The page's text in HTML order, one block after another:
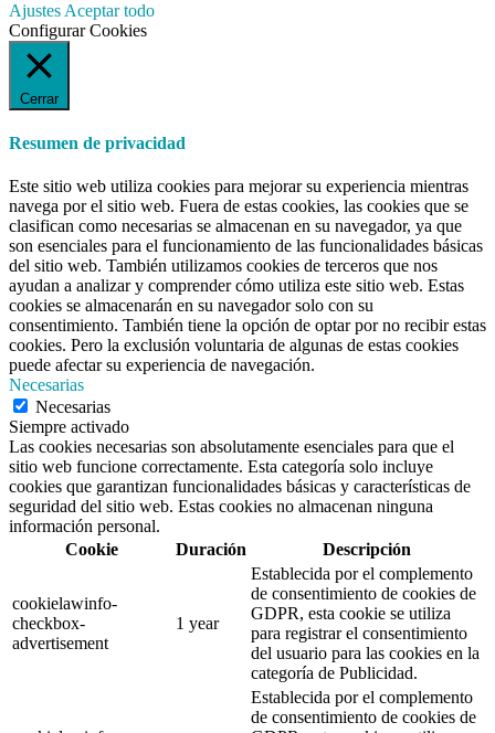
Ajustes Aceptar todo
Configurar Cookies
Cerrar
Resumen de privacidad
Este sitio web utiliza cookies para mejorar su experiencia mientras
navega por el sitio web. Fuera de estas cookies, las cookies que se
clasifican como necesarias se almacenan en su navegador, ya que
son esenciales para el funcionamiento de las funcionalidades básicas
del sitio web. También utilizamos cookies de terceros que nos
ayudan a analizar y comprender cómo utiliza este sitio web. Estas
cookies se almacenarán en su navegador solo con su
consentimiento. También tiene la opción de optar por no recibir estas
cookies. Pero la exclusión voluntaria de algunas de estas cookies
puede afectar su experiencia de navegación.
Necesarias
Necesarias
Siempre activado
Las cookies necesarias son absolutamente esenciales para que el
sitio web funcione correctamente. Esta categoría solo incluye
cookies que garantizan funcionalidades básicas y características de
seguridad del sitio web. Estas cookies no almacenan ninguna
información personal.
Cookie
Duración Descripción
cookielawinfo-
checkbox-
advertisement
1 year
Establecida por el complemento
de consentimiento de cookies de
GDPR, esta cookie se utiliza
para registrar el consentimiento
del usuario para las cookies en la
categoría de Publicidad.
Establecida por el complemento
de consentimiento de cookies de